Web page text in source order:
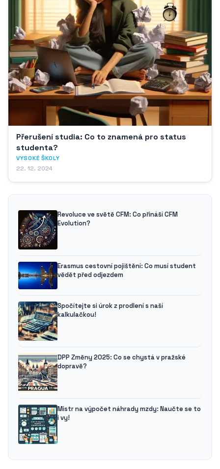
Přerušení studia: Co to znamená pro status
studenta?
VYSOKÉ ŠKOLY
22. 12. 2024
Revoluce ve světě CFM: Co přináší CFM
Evolution?
Erasmus cestovní pojištění: Co musí student
vědět před odjezdem
Spočítejte si úrok z prodlení s naší
kalkulačkou!
DPP Změny 2025: Co se chystá v pražské
dopravě?
Mistr na výpočet náhrady mzdy: Naučte se to
i vy!